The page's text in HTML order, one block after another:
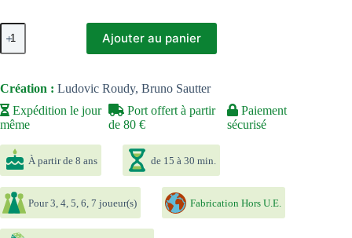
quantité
de
Just
Ajouter au panier
Expédition le jour
même
Port offert à partir
de 80 €
Paiement
sécurisé
Création : Ludovic Roudy, Bruno Sautter
À partir de 8 ans de 15 à 30 min.
Pour 3, 4, 5, 6, 7 joueur(s) Fabrication Hors U.E.